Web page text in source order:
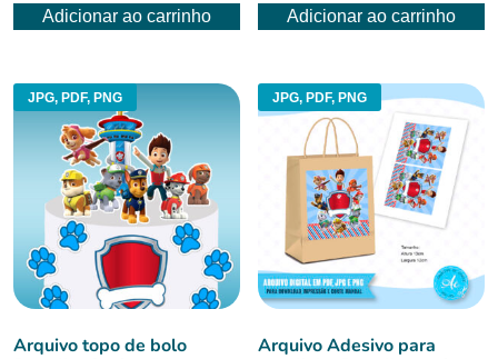
original atual
Adicionar ao carrinho Adicionar ao carrinho
JPG, PDF, PNG
Arquivo topo de bolo
JPG, PDF, PNG
Arquivo Adesivo para